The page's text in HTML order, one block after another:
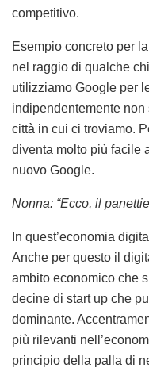
competitivo.
Esempio concreto per
nel raggio di qualche
utilizziamo Google per
indipendentemente
città in cui ci troviamo.
diventa molto più facile
nuovo Google.
Nonna: “Ecco, il
In quest’economia
Anche per questo il
ambito economico che
decine di start up che
dominante.
più rilevanti
principio della palla di